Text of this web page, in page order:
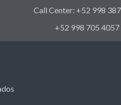
Call Center: +52 998
+52 998 705 4057